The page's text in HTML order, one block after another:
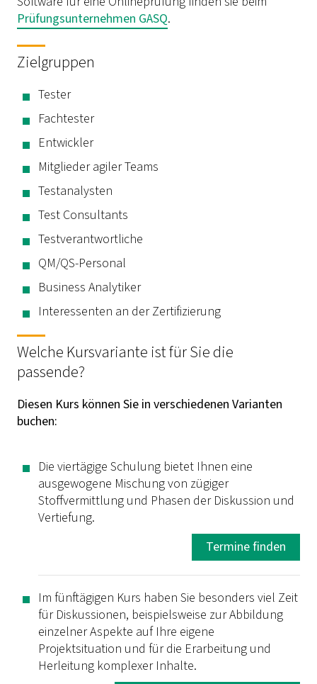
Prüfungsunternehmen GASQ.
Zielgruppen
Tester
Fachtester
Entwickler
Mitglieder agiler Teams
Testanalysten
Test Consultants
Testverantwortliche
QM/QS-Personal
Business Analytiker
Interessenten an der Zertifizierung
Welche Kursvariante ist für Sie die
passende?
Diesen Kurs können Sie in verschiedenen Varianten
buchen:
Die viertägige Schulung bietet Ihnen eine
ausgewogene Mischung von zügiger
Stoffvermittlung und Phasen der Diskussion und
Vertiefung.
Termine finden
Im fünftägigen Kurs haben Sie besonders viel Zeit
für Diskussionen, beispielsweise zur Abbildung
einzelner Aspekte auf Ihre eigene
Projektsituation und für die Erarbeitung und
Herleitung komplexer Inhalte.